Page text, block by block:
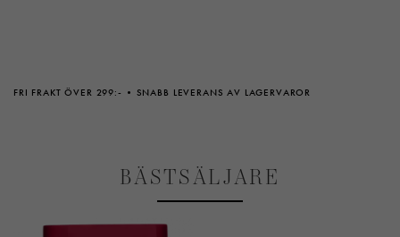
FRI FRAKT ÖVER 299:- SNABB LEVERANS AV LAGERVAROR
BÄSTSÄLJARE